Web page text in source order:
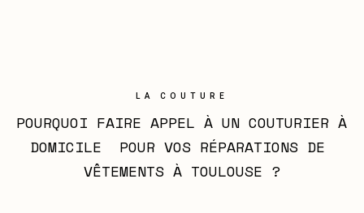
LA COUTURE
POURQUOI FAIRE APPEL À UN COUTURIER À
DOMICILE  POUR VOS RÉPARATIONS DE
VÊTEMENTS À TOULOUSE ?